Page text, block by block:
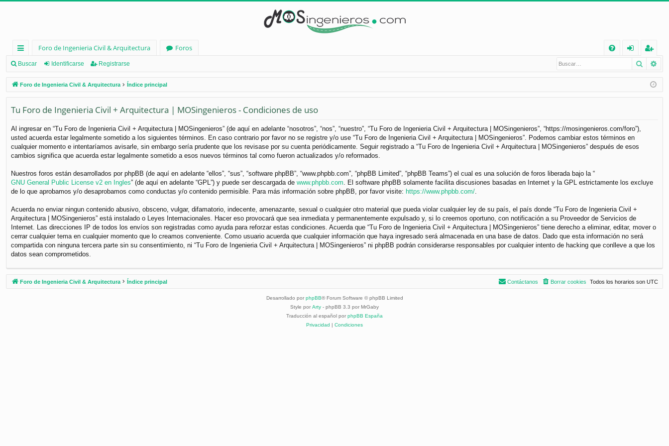
nl
ac
es
rá
pi
d
os
Foro de Ingenieria Civil & Arquitectura
Foros
Q
nt
ifi
e
eg
ist
ra
Buscar Identificarse Registrarse Buscar
Foro de Ingenieria Civil & Arquitectura Índice principal
Tu Foro de Ingenieria Civil + Arquitectura | MOSingenieros - Condiciones de uso
Al ingresar en “Tu Foro de Ingenieria Civil + Arquitectura | MOSingenieros” (de aquí en adelante “nosotros”, “nos”, “nuestro”, “Tu Foro de Ingenieria Civil + Arquitectura | MOSingenieros”, “https://mosingenieros.com/foro”),
usted acuerda estar legalmente sometido a los siguientes términos. En caso contrario por favor no se registre y/o use “Tu Foro de Ingenieria Civil + Arquitectura | MOSingenieros”. Podemos cambiar estos términos en
cualquier momento e intentaríamos avisarle, sin embargo sería prudente que los revisase por su cuenta periódicamente. Seguir registrado a “Tu Foro de Ingenieria Civil + Arquitectura | MOSingenieros” después de esos
cambios significa que acuerda estar legalmente sometido a esos nuevos términos tal como fueron actualizados y/o reformados.
Nuestros foros están desarrollados por phpBB (de aquí en adelante “ellos”, “sus”, “software phpBB”, “www.phpbb.com”, “phpBB Limited”, “phpBB Teams”) el cual es una solución de foros liberada bajo la “
GNU General Public License v2 en Ingles” (de aquí en adelante “GPL”) y puede ser descargada de www.phpbb.com . El software phpBB solamente facilita discusiones basadas en Internet y la GPL estrictamente los excluye
de lo que aprobamos y/o desaprobamos como conductas y/o contenido permisible. Para más información sobre phpBB, por favor visite: https://www.phpbb.com/
Acuerda no enviar ningun contenido abusivo, obsceno, vulgar, difamatorio, indecente, amenazante, sexual o cualquier otro material que pueda violar cualquier ley de su país, el país donde “Tu Foro de Ingenieria Civil +
Arquitectura | MOSingenieros” está instalado o Leyes Internacionales. Hacer eso provocará que sea inmediata y permanentemente expulsado y, si lo creemos oportuno, con notificación a su Proveedor de Servicios de
Internet. Las direcciones IP de todos los envíos son registradas como ayuda para reforzar estas condiciones. Acuerda que “Tu Foro de Ingenieria Civil + Arquitectura | MOSingenieros” tiene derecho a eliminar, editar, mover o
cerrar cualquier tema en cualquier momento que lo creamos conveniente. Como usuario acuerda que cualquier información que haya ingresado será almacenada en una base de datos. Dado que esta información no será
compartida con ninguna tercera parte sin su consentimiento, ni “Tu Foro de Ingenieria Civil + Arquitectura | MOSingenieros” ni phpBB podrán considerarse responsables por cualquier intento de hacking que conlleve a que los
datos sean comprometidos.
Foro de Ingenieria Civil & Arquitectura Índice principal Todos los horarios son UTC
Borrar cookies
Contáctanos
Desarrollado por phpBB® Forum Software © phpBB Limited
Style por Arty - phpBB 3.3 por MrGaby
Traducción al español por phpBB España
Privacidad | Condiciones